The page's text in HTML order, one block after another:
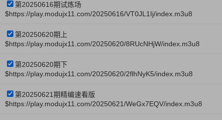
第20250616期试炼场
$https://play.modujx11.com/20250616/VT0JL1Ij/index.m3u8
第20250620期上
$https://play.modujx11.com/20250620/8RUcNHjW/index.m3u8
第20250620期下
$https://play.modujx11.com/20250620/2flhNyK5/index.m3u8
第20250621期精编速看版
$https://play.modujx11.com/20250621/WeGx7EQV/index.m3u8